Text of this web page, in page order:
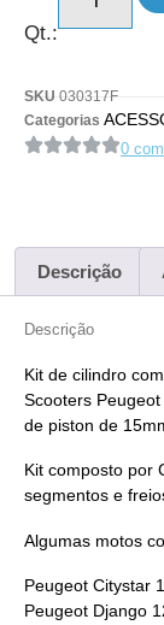
Qt.:
SKU 030317F
Categorias
0
Descrição
Descrição
Kit de cilindro
Scooters
de piston de
Kit composto por
segmentos e
Algumas motos
Peugeot Citystar
Peugeot Django